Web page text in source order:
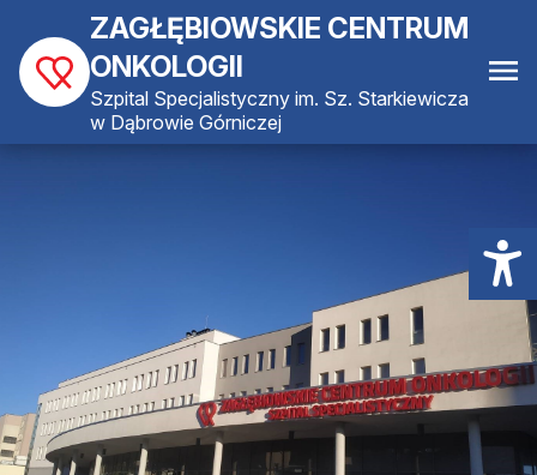
ZAGŁĘBIOWSKIE CENTRUM
ONKOLOGII
Szpital Specjalistyczny im. Sz. Starkiewicza
w Dąbrowie Górniczej